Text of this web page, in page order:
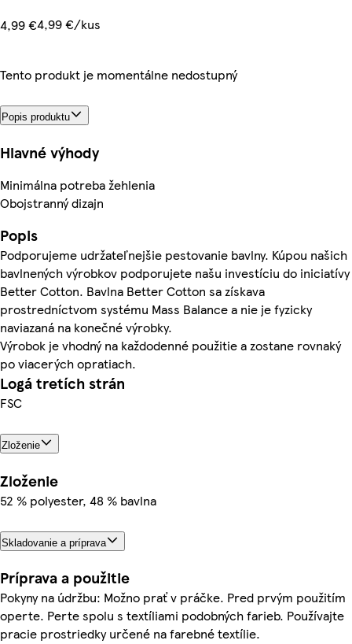
4,99 €4,99 €/kus
Tento produkt je momentálne nedostupný
Popis produktu
Hlavné výhody
Minimálna potreba žehlenia
Obojstranný dizajn
Popis
Podporujeme udržateľnejšie pestovanie bavlny. Kúpou našich
bavlnených výrobkov podporujete našu investíciu do iniciatívy
Better Cotton. Bavlna Better Cotton sa získava
prostredníctvom systému Mass Balance a nie je fyzicky
naviazaná na konečné výrobky.
Výrobok je vhodný na každodenné použitie a zostane rovnaký
po viacerých opratiach.
Logá tretích strán
FSC
Zloženie
Zloženie
52 % polyester, 48 % bavlna
Skladovanie a príprava
Príprava a použitie
Pokyny na údržbu: Možno prať v práčke. Pred prvým použitím
operte. Perte spolu s textíliami podobných farieb. Používajte
pracie prostriedky určené na farebné textílie.